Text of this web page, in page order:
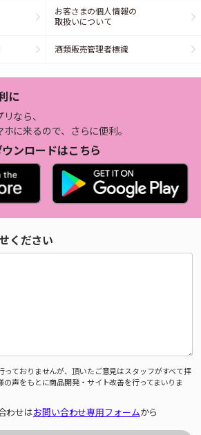
お客さまの個人情報の
取扱いについて
酒類販売管理者標識
に
なら、
に来るので、さらに便利。
ウンロードはこちら
ください
っておりませんが、頂いたご意見はスタッフがすべて拝
の声をもとに商品開発・サイト改善を行ってまいりま
わせはお問い合わせ専用フォームから